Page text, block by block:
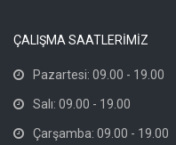
ÇALIŞMA SAATLERİMİZ
Pazartesi: 09.00 - 19.00
Salı: 09.00 - 19.00
Çarşamba: 09.00 - 19.00